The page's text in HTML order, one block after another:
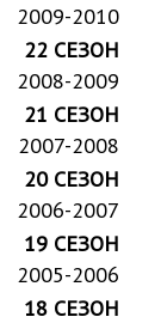
2009-2010
22 СЕЗОН
2008-2009
21 СЕЗОН
2007-2008
20 СЕЗОН
2006-2007
19 СЕЗОН
2005-2006
18 СЕЗОН